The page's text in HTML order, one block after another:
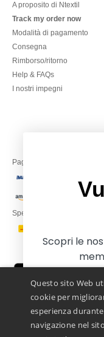
A proposito di Ntextil
Track my order now
Modalità di pagamento
Consegna
Rimborso/ritorno
Help & FAQs
I nostri impegni
Paga con
Spediamo con
Questo sito Web
cookie per
esperienza
navigazione nel
Scopri le